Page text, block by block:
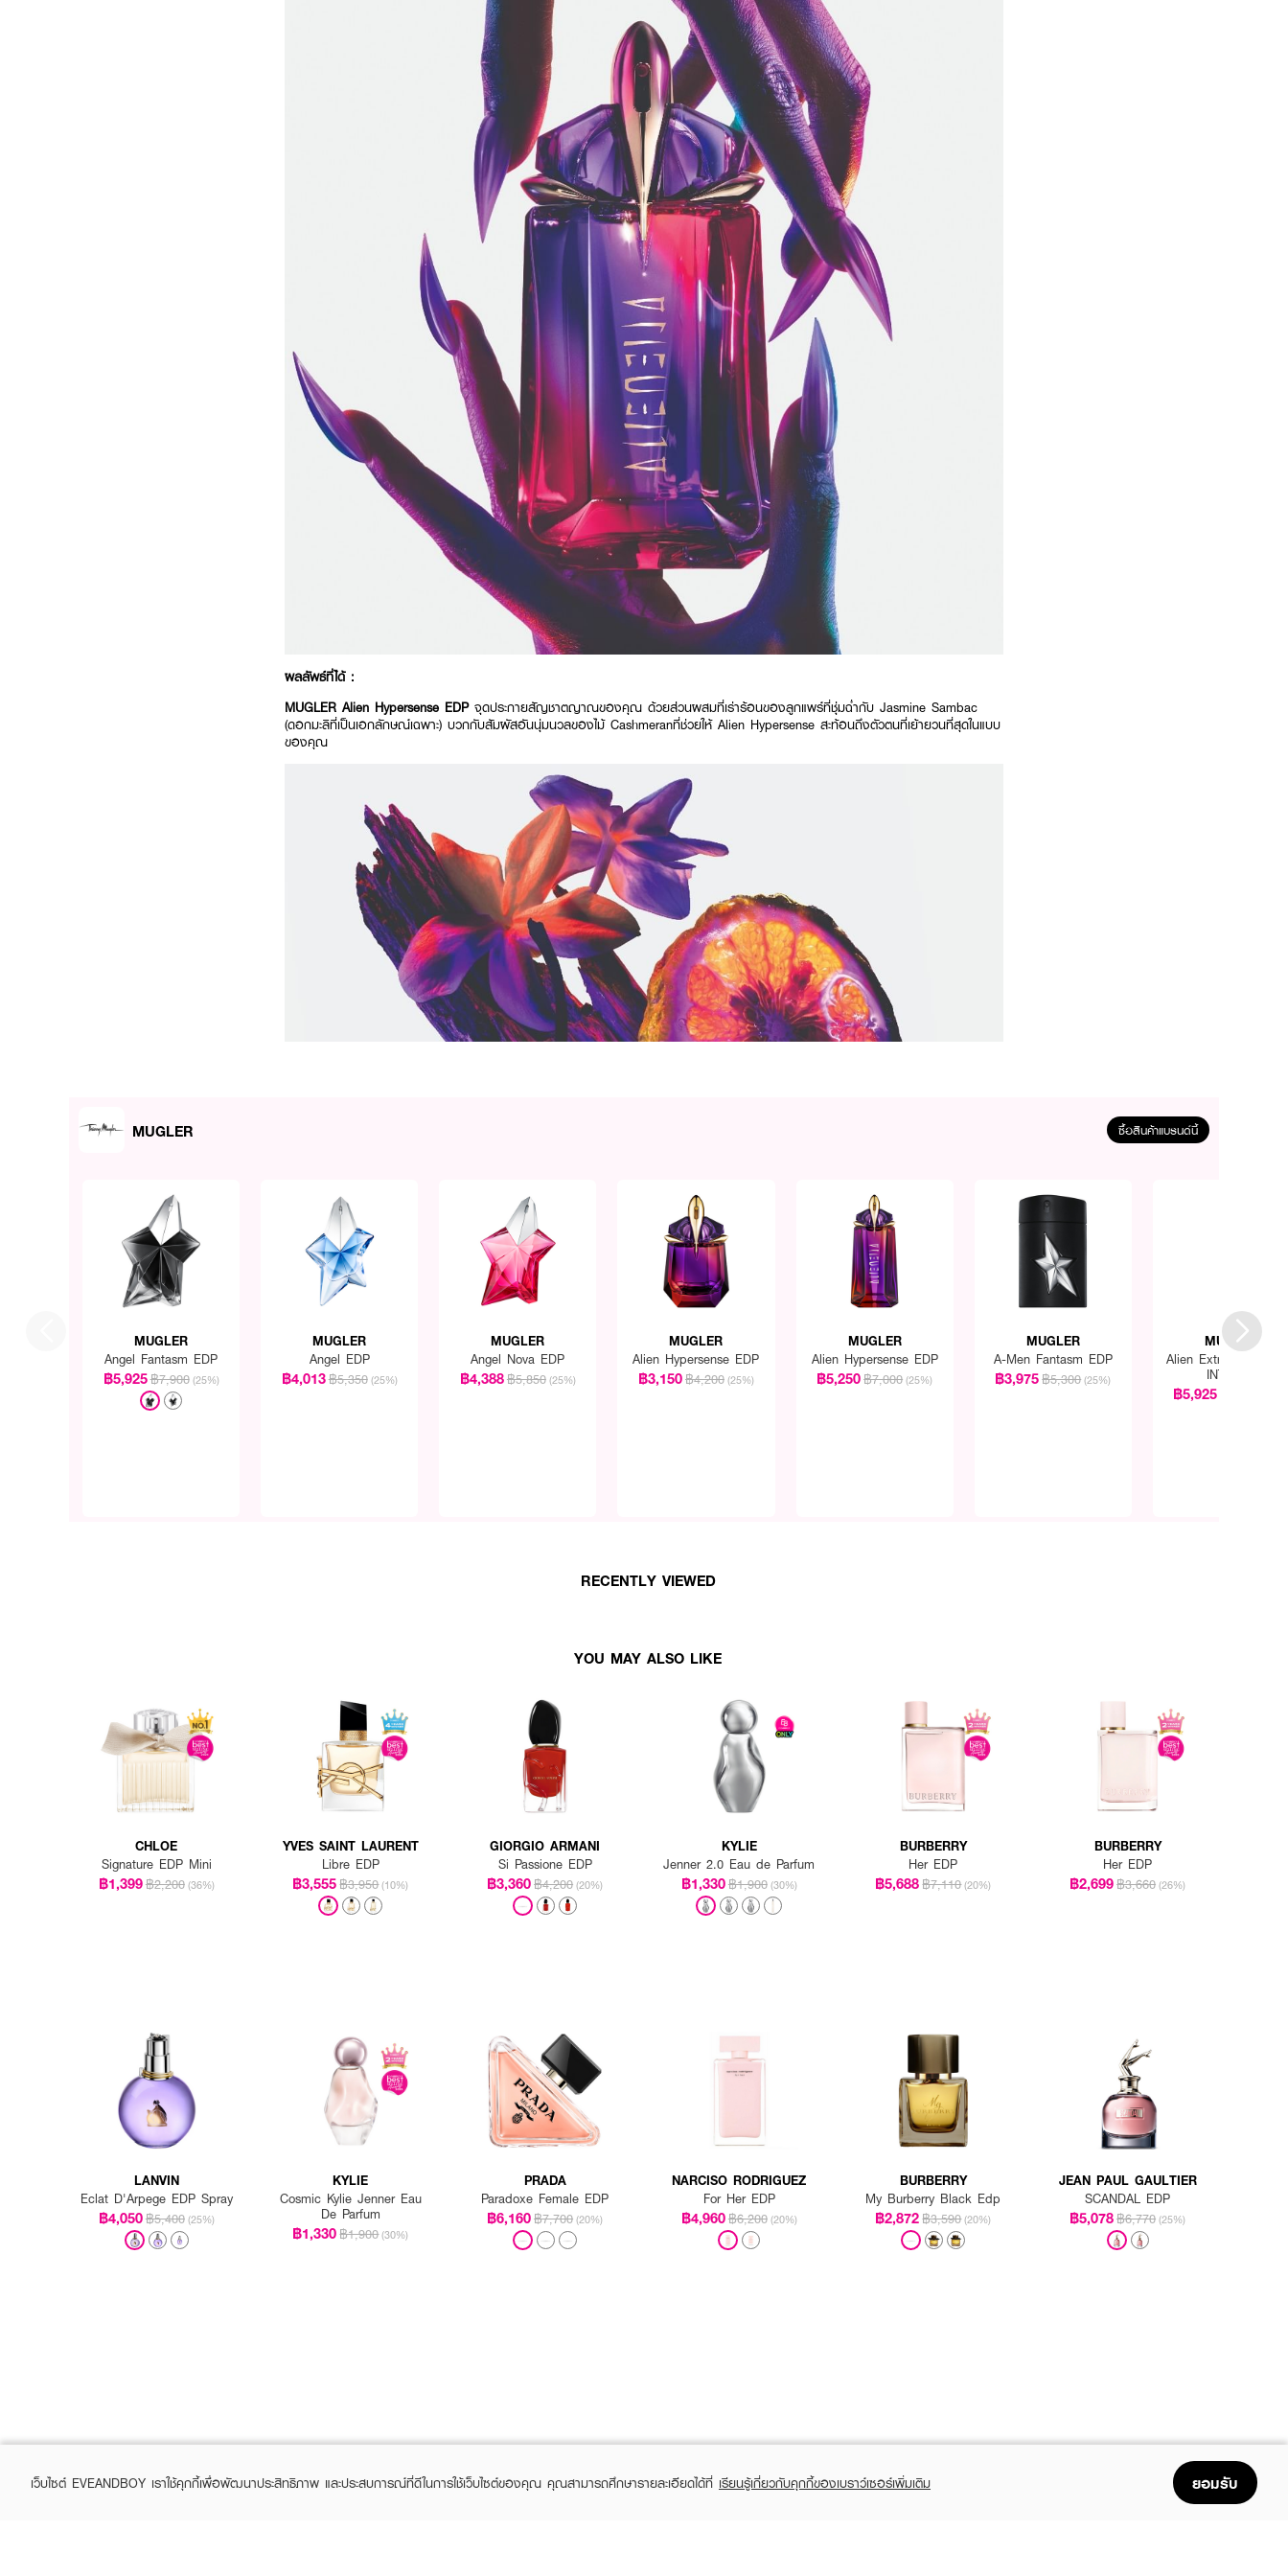
ผลลัพธ์ที่ได้ :
MUGLER Alien Hypersense EDP จุดประกายสัญชาตญาณของคุณ ด้วยส่วนผสมที่เร่าร้อนของลูกแพร์ที่ชุ่มฉ่ำกับ Jasmine Sambac
(ดอกมะลิที่เป็นเอกลักษณ์เฉพาะ) บวกกับสัมผัสอันนุ่มนวลของไม้ Cashmeranที่ช่วยให้ Alien Hypersense สะท้อนถึงตัวตนที่เย้ายวนที่สุดในแบบ
ของคุณ
MUGLER ซื้อสินค้าแบรนด์นี้
MUGLER
Angel Fantasm EDP
฿5,925฿7,900 (25%)
MUGLER
Angel EDP
฿4,013฿5,350 (25%)
MUGLER
Angel Nova EDP
฿4,388฿5,850 (25%)
MUGLER
Alien Hypersense EDP
฿3,150฿4,200 (25%)
MUGLER
Alien Hypersense EDP
฿5,250฿7,000 (25%)
MUGLER
A-Men Fantasm EDP
฿3,975฿5,300 (25%)
MUGLER
Alien Extraintense
INTENSE
฿5,925
RECENTLY VIEWED
YOU MAY ALSO LIKE
CHLOE
Signature EDP Mini
฿1,399฿2,200 (36%)
YVES SAINT LAURENT
Libre EDP
฿3,555฿3,950 (10%)
GIORGIO ARMANI
Si Passione EDP
฿3,360฿4,200 (20%)
KYLIE
Jenner 2.0 Eau de Parfum
฿1,330฿1,900 (30%)
BURBERRY
Her EDP
฿5,688฿7,110 (20%)
BURBERRY
Her EDP
฿2,699฿3,660 (26%)
LANVIN
Eclat D'Arpege EDP Spray
฿4,050฿5,400 (25%)
KYLIE
Cosmic Kylie Jenner Eau
De Parfum
฿1,330฿1,900 (30%)
PRADA
Paradoxe Female EDP
฿6,160฿7,700 (20%)
NARCISO RODRIGUEZ
For Her EDP
฿4,960฿6,200 (20%)
BURBERRY
My Burberry Black Edp
฿2,872฿3,590 (20%)
JEAN PAUL GAULTIER
SCANDAL EDP
฿5,078฿6,770 (25%)
เว็บไซต์ EVEANDBOY เราใช้คุกกี้เพื่อพัฒนาประสิทธิภาพ และประสบการณ์ที่ดีในการใช้เว็บไซต์ของคุณ คุณสามารถศึกษารายละเอียดได้ที่ เรียนรู้เกี่ยวกับคุกกี้ของเบราว์เซอร์เพิ่มเติม ยอมรับ